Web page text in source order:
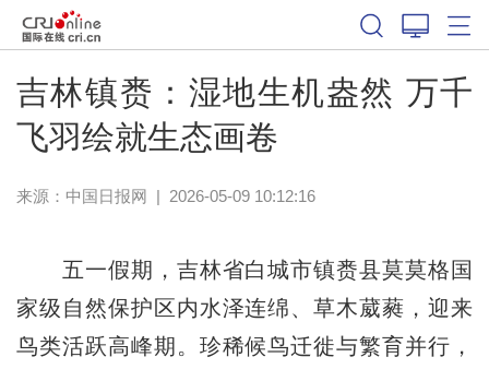
吉林镇赉：湿地生机盎然 万千
飞羽绘就生态画卷
来源： 中国日报网 | 2026-05-09 10:12:16
五一假期，吉林省白城市镇赉县莫莫格国
家级自然保护区内水泽连绵、草木葳蕤，迎来
鸟类活跃高峰期。珍稀候鸟迁徙与繁育并行，